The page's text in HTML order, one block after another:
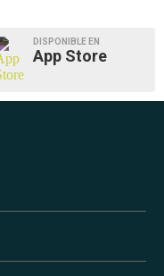
DISPONIBLE EN
App Store